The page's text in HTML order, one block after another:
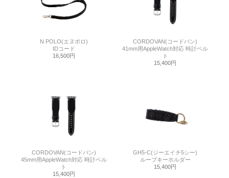
N POLO(エヌポロ)
IDコード
16,500円
CORDOVAN(コードバン)
41mm用AppleWatch対応 時計ベル
ト
15,400円
CORDOVAN(コードバン)
45mm用AppleWatch対応 時計ベル
ト
15,400円
GH5-C(ジーエイチ5シー)
ループキーホルダー
15,400円